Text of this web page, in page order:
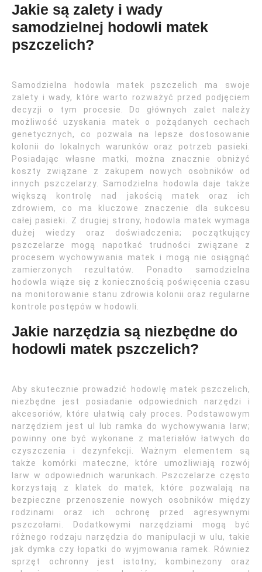
Jakie są zalety i wady
samodzielnej hodowli matek
pszczelich?
Samodzielna hodowla matek pszczelich ma swoje
zalety i wady, które warto rozważyć przed podjęciem
decyzji o tym procesie. Do głównych zalet należy
możliwość uzyskania matek o pożądanych cechach
genetycznych, co pozwala na lepsze dostosowanie
kolonii do lokalnych warunków oraz potrzeb pasieki.
Posiadając własne matki, można znacznie obniżyć
koszty związane z zakupem nowych osobników od
innych pszczelarzy. Samodzielna hodowla daje także
większą kontrolę nad jakością matek oraz ich
zdrowiem, co ma kluczowe znaczenie dla sukcesu
całej pasieki. Z drugiej strony, hodowla matek wymaga
dużej wiedzy oraz doświadczenia; początkujący
pszczelarze mogą napotkać trudności związane z
procesem wychowywania matek i mogą nie osiągnąć
zamierzonych rezultatów. Ponadto samodzielna
hodowla wiąże się z koniecznością poświęcenia czasu
na monitorowanie stanu zdrowia kolonii oraz regularne
kontrole postępów w hodowli.
Jakie narzędzia są niezbędne do
hodowli matek pszczelich?
Aby skutecznie prowadzić hodowlę matek pszczelich,
niezbędne jest posiadanie odpowiednich narzędzi i
akcesoriów, które ułatwią cały proces. Podstawowym
narzędziem jest ul lub ramka do wychowywania larw;
powinny one być wykonane z materiałów łatwych do
czyszczenia i dezynfekcji. Ważnym elementem są
także komórki mateczne, które umożliwiają rozwój
larw w odpowiednich warunkach. Pszczelarze często
korzystają z klatek do matek, które pozwalają na
bezpieczne przenoszenie nowych osobników między
rodzinami oraz ich ochronę przed agresywnymi
pszczołami. Dodatkowymi narzędziami mogą być
różnego rodzaju narzędzia do manipulacji w ulu, takie
jak dymka czy łopatki do wyjmowania ramek. Również
sprzęt ochronny jest istotny; kombinezony oraz